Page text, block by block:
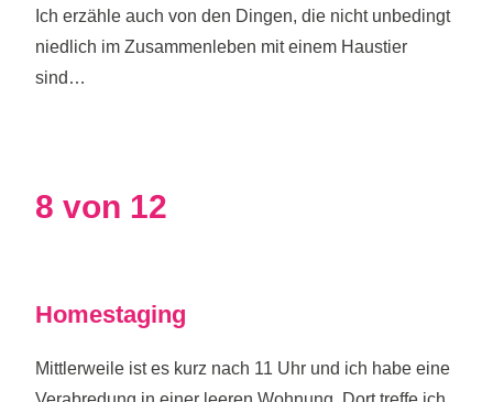
Ich erzähle auch von den Dingen, die nicht unbedingt
niedlich im Zusammenleben mit einem Haustier
sind…
8 von 12
Homestaging
Mittlerweile ist es kurz nach 11 Uhr und ich habe eine